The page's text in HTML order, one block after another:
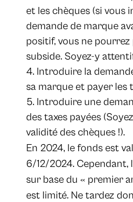
et les chèques (si vous
demande de marque
positif, vous ne
subside. Soyez-y
Introduire la
sa marque et payer les
Introduire une
des taxes payées
validité des chèques !).
En 2024, le fonds est
6/12/2024.
sur base du « premier
est limité. Ne tardez